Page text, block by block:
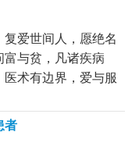
爱世间人，愿绝名
与贫，凡诸疾病
术有边界，爱与服
者